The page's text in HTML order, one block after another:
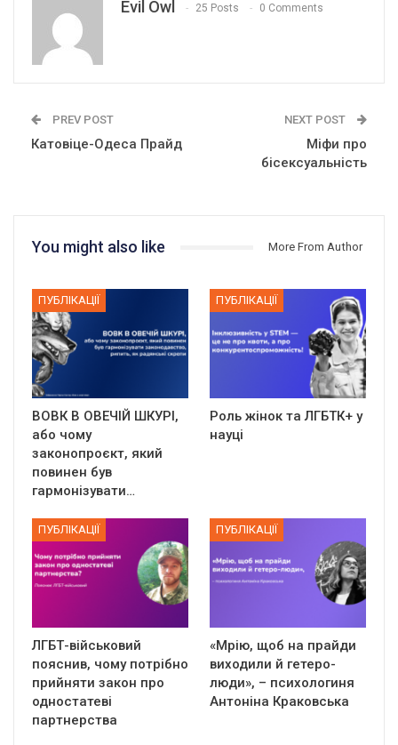
Evil Owl 25 Posts 0 Comments
PREV POST
Катовіце-Одеса Прайд
NEXT POST
Міфи про
бісексуальність
You might also like More From Author
ПУБЛІКАЦІЇ
ВОВК В ОВЕЧІЙ ШКУРІ,
або чому
законопроєкт, який
повинен був
гармонізувати…
ПУБЛІКАЦІЇ
Роль жінок та ЛГБТК+ у
науці
ПУБЛІКАЦІЇ
ЛГБТ-військовий
пояснив, чому потрібно
прийняти закон про
одностатеві
партнерства
ПУБЛІКАЦІЇ
«Мрію, щоб на прайди
виходили й гетеро-
люди», – психологиня
Антоніна Краковська